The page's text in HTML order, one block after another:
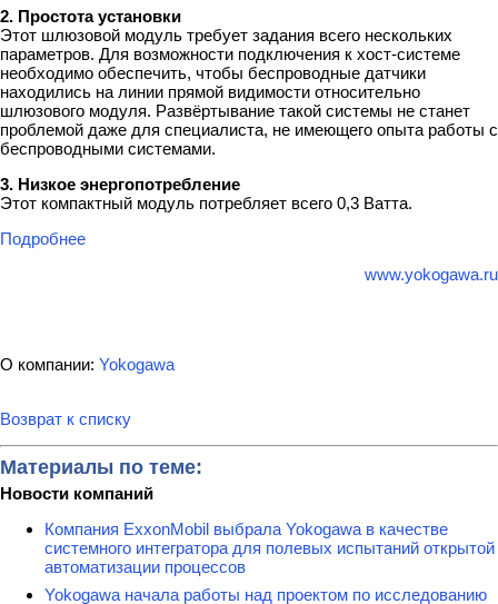
2. Простота установки
Этот шлюзовой модуль требует задания всего нескольких
параметров. Для возможности подключения к хост-системе
необходимо обеспечить, чтобы беспроводные датчики
находились на линии прямой видимости относительно
шлюзового модуля. Развёртывание такой системы не станет
проблемой даже для специалиста, не имеющего опыта работы с
беспроводными системами.
3. Низкое энергопотребление
Этот компактный модуль потребляет всего 0,3 Ватта.
Подробнее
www.yokogawa.ru
О компании: Yokogawa
Возврат к списку
Материалы по теме:
Новости компаний
Компания ExxonMobil выбрала Yokogawa в качестве
системного интегратора для полевых испытаний открытой
автоматизации процессов
Yokogawa начала работы над проектом по исследованию